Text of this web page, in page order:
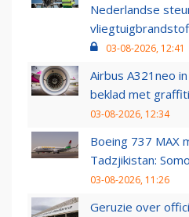
Nederlandse
03-08-2026, 12:41
Airbus A321neo
beklad met graffiti
03-08-2026, 12:34
Boeing 737 MAX
Tadzjikistan:
03-08-2026, 11:26
Geruzie over